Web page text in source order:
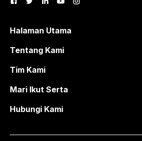
Halaman Utama
Tentang Kami
Tim Kami
Mari Ikut Serta
Hubungi Kami